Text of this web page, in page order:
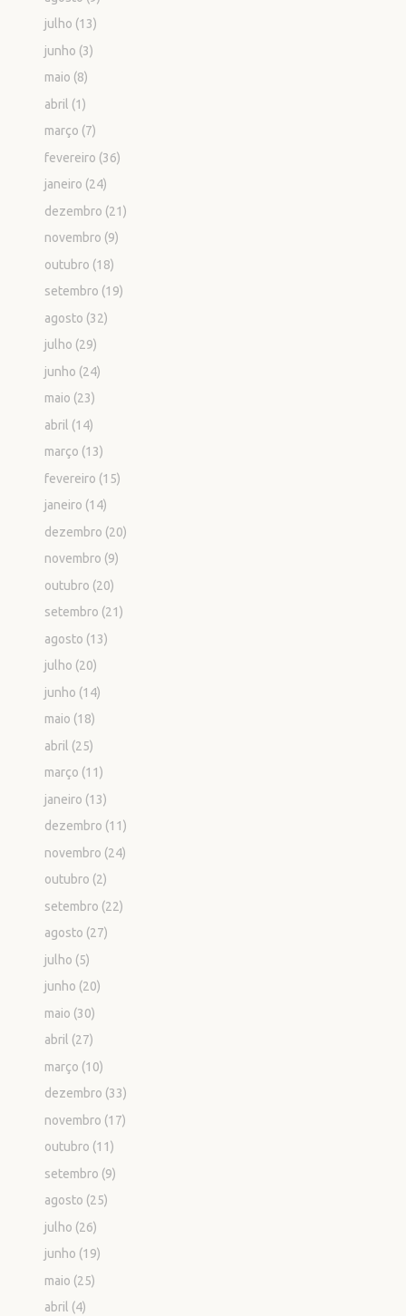
julho (13)
junho (3)
maio (8)
abril (1)
março (7)
fevereiro (36)
janeiro (24)
dezembro (21)
novembro (9)
outubro (18)
setembro (19)
agosto (32)
julho (29)
junho (24)
maio (23)
abril (14)
março (13)
fevereiro (15)
janeiro (14)
dezembro (20)
novembro (9)
outubro (20)
setembro (21)
agosto (13)
julho (20)
junho (14)
maio (18)
abril (25)
março (11)
janeiro (13)
dezembro (11)
novembro (24)
outubro (2)
setembro (22)
agosto (27)
julho (5)
junho (20)
maio (30)
abril (27)
março (10)
dezembro (33)
novembro (17)
outubro (11)
setembro (9)
agosto (25)
julho (26)
junho (19)
maio (25)
abril (4)